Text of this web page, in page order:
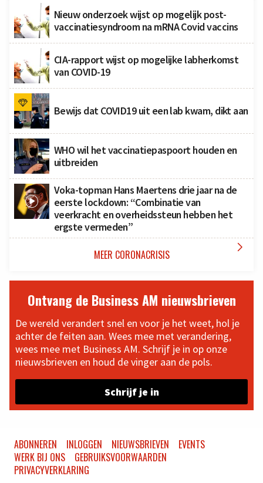
Nieuw onderzoek wijst op mogelijk post-
vaccinatiesyndroom na mRNA Covid vaccins
CIA-rapport wijst op mogelijke labherkomst
van COVID-19
Bewijs dat COVID19 uit een lab kwam, dikt aan
WHO wil het vaccinatiepaspoort houden en
uitbreiden
Voka-topman Hans Maertens drie jaar na de
eerste lockdown: “Combinatie van
veerkracht en overheidssteun hebben het
ergste vermeden”
MEER CORONACRISIS 
Ontvang de Business AM nieuwsbrieven
De wereld verandert snel en voor je het weet, hol je
achter de feiten aan. Wees mee met verandering,
wees mee met Business AM. Schrijf je in op onze
nieuwsbrieven en houd de vinger aan de pols.
Schrijf je in
ABONNEREN INLOGGEN NIEUWSBRIEVEN
EVENTS
WERK BIJ ONS
GEBRUIKSVOORWAARDEN
PRIVACYVERKLARING